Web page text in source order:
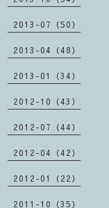
2013-07（50）
2013-04（48）
2013-01（34）
2012-10（43）
2012-07（44）
2012-04（42）
2012-01（22）
2011-10（35）